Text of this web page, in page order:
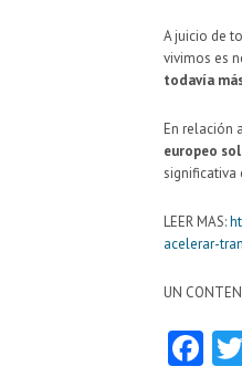
A juicio de
vivimos es
todavía
En relación
europeo
significativa
LEER MAS:
acelerar-
UN
Fa